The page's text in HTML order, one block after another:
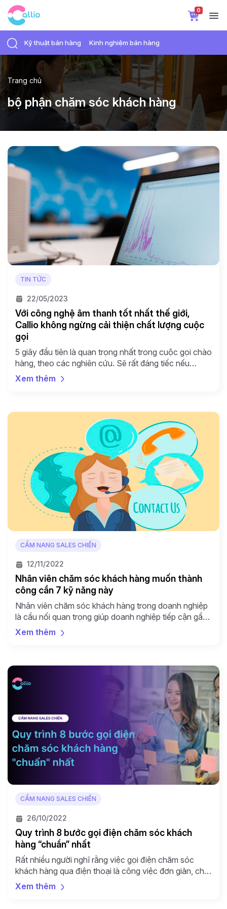
0
Kỹ thuật bán hàng Kinh nghiệm bán hàng
Trang chủ
bộ phận chăm sóc khách hàng
TIN TỨC
22/05/2023
Với công nghệ âm thanh tốt nhất thế giới,
Callio không ngừng cải thiện chất lượng cuộc
gọi
5 giây đầu tiên là quan trọng nhất trong cuộc gọi chào
hàng, theo các nghiên cứu. Sẽ rất đáng tiếc nếu
khoảng thời gian vàng này bị bỏ lỡ chỉ vì các yếu tố
kỹ thuật âm thanh, đường truyền. Là CRM tương tác
Xem thêm
CẨM NANG SALES CHIẾN
12/11/2022
Nhân viên chăm sóc khách hàng muốn thành
công cần 7 kỹ năng này
Nhân viên chăm sóc khách hàng trong doanh nghiệp
là cầu nối quan trọng giúp doanh nghiệp tiếp cận gần
hơn với khách hàng. Vì thế cần phải đào tạo kỹ lưỡng
về trình độ nghiệp vụ và kỹ năng chăm sóc khách
Xem thêm
CẨM NANG SALES CHIẾN
26/10/2022
Quy trình 8 bước gọi điện chăm sóc khách
hàng “chuẩn” nhất
Rất nhiều người nghĩ rằng việc gọi điện chăm sóc
khách hàng qua điện thoại là công việc đơn giản, chỉ
nhấc máy lên và nghe. Nhưng, để làm tốt công việc
này nhân viên cần được đào tạo bài bản theo đúng
Xem thêm